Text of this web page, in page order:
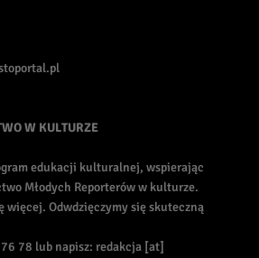
W KULTURZE
edukacji kulturalnej, wspierając
Młodych Reporterów w kulturze.
więcej. Odwdzięczymy się skuteczną
78 lub napisz: redakcja [at]